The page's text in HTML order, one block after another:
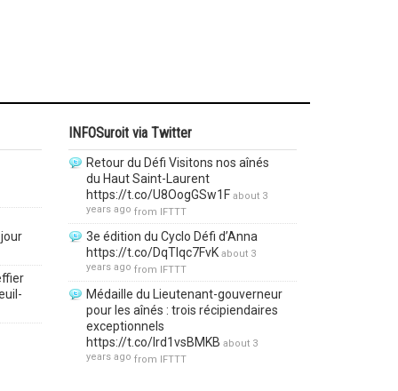
INFOSuroit via Twitter
Retour du Défi Visitons nos aînés
du Haut Saint-Laurent
https://t.co/U8OogGSw1F about 3
years ago from IFTTT
3e édition du Cyclo Défi d’Anna
https://t.co/DqTlqc7FvK about 3
years ago from IFTTT
Médaille du Lieutenant-gouverneur
pour les aînés : trois récipiendaires
exceptionnels
https://t.co/lrd1vsBMKB about 3
years ago from IFTTT